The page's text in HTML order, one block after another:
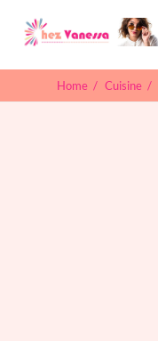
Home / Cuisine /